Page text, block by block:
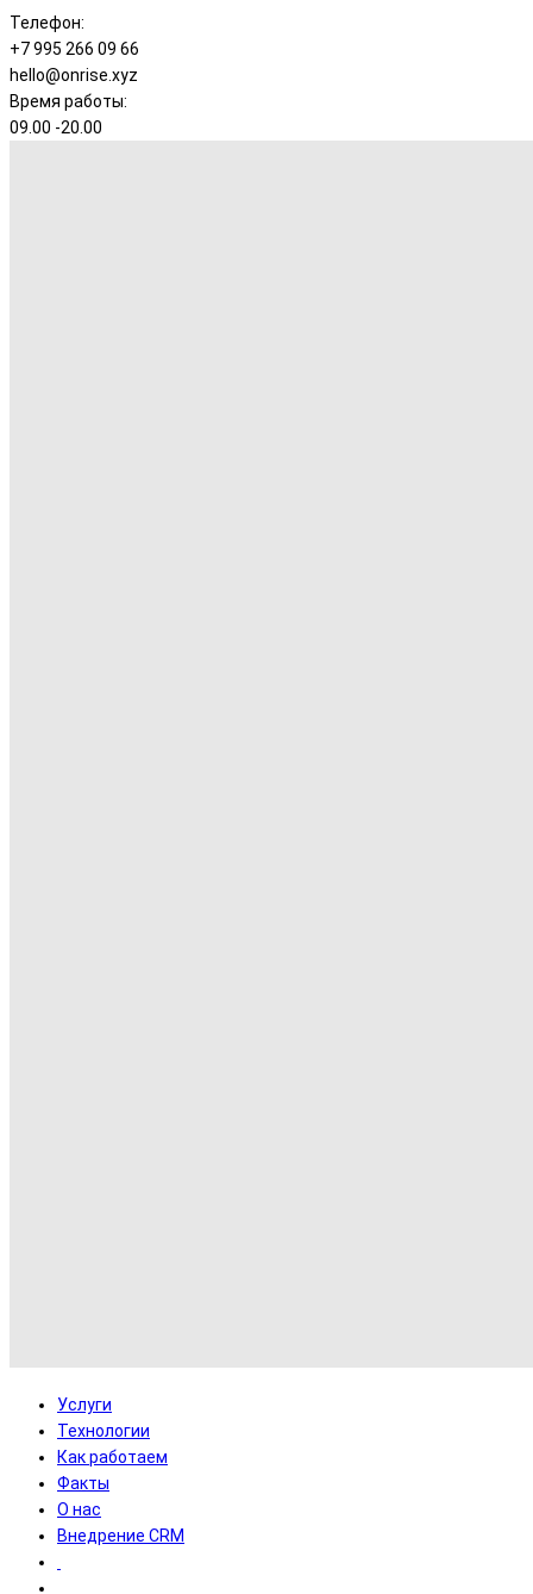
Телефон:
+7 995 266 09 66
hello@onrise.xyz
Время работы:
09.00 -20.00
Услуги
Технологии
Как работаем
Факты
О нас
Внедрение CRM